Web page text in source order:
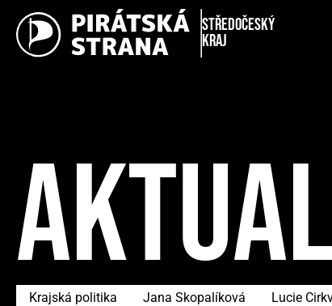
Středočeský
kraj
Krajská politika Jana Skopalíková Lucie